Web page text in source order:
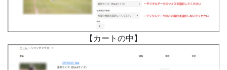
【カートの中】